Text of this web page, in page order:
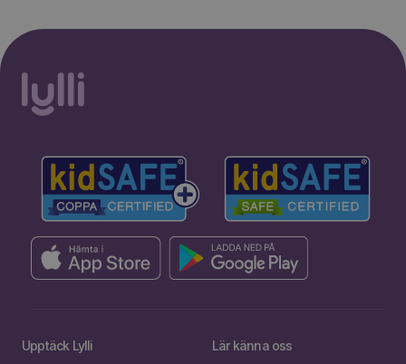
Upptäck Lylli Lär känna oss